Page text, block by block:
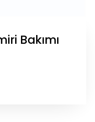
Bakımı